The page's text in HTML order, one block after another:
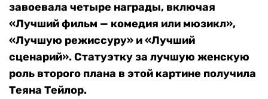
завоевала четыре награды, включая
«Лучший фильм — комедия или мюзикл»,
«Лучшую режиссуру» и «Лучший
сценарий». Статуэтку за лучшую женскую
роль второго плана в этой картине получила
Теяна Тейлор.